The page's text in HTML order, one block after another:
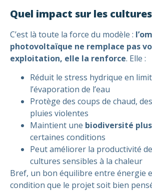
Quel impact sur les
C’est là toute la force du modèle :
photovoltaïque ne remplace pas
exploitation, elle la renforce. Elle :
Réduit le stress hydrique en
l’évaporation de l’eau
Protège des coups de chaud,
pluies violentes
Maintient une biodiversité
certaines conditions
Peut améliorer la productivité
cultures sensibles à la chaleur
Bref, un bon équilibre entre énergie
condition que le projet soit bien